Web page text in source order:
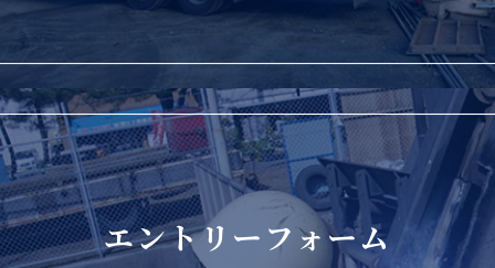
エントリーフォーム